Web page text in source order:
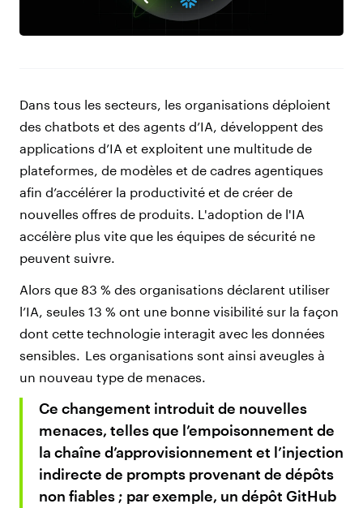
Dans tous les secteurs, les organisations déploient
des chatbots et des agents d’IA, développent des
applications d’IA et exploitent une multitude de
plateformes, de modèles et de cadres agentiques
afin d’accélérer la productivité et de créer de
nouvelles offres de produits. L'adoption de l'IA
accélère plus vite que les équipes de sécurité ne
peuvent suivre.
Alors que 83 % des organisations déclarent utiliser
l’IA, seules 13 % ont une bonne visibilité sur la façon
dont cette technologie interagit avec les données
sensibles. Les organisations sont ainsi aveugles à
un nouveau type de menaces.
Ce changement introduit de nouvelles
menaces, telles que l’empoisonnement de
la chaîne d’approvisionnement et l’injection
indirecte de prompts provenant de dépôts
non fiables ; par exemple, un dépôt GitHub